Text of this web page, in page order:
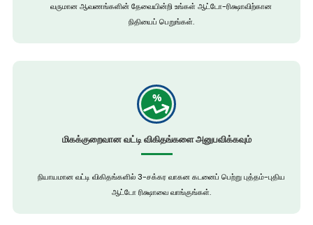
வருமான ஆவணங்களின் தேவையின்றி உங்கள் ஆட்டோ-ரிக்ஷாவிற்கான
நிதியைப் பெறுங்கள்.
மிகக்குறைவான வட்டி விகிதங்களை அனுபவிக்கவும்
நியாயமான வட்டி விகிதங்களில் 3-சக்கர வாகன கடனைப் பெற்று புத்தம்-புதிய
ஆட்டோ ரிக்ஷாவை வாங்குங்கள்.